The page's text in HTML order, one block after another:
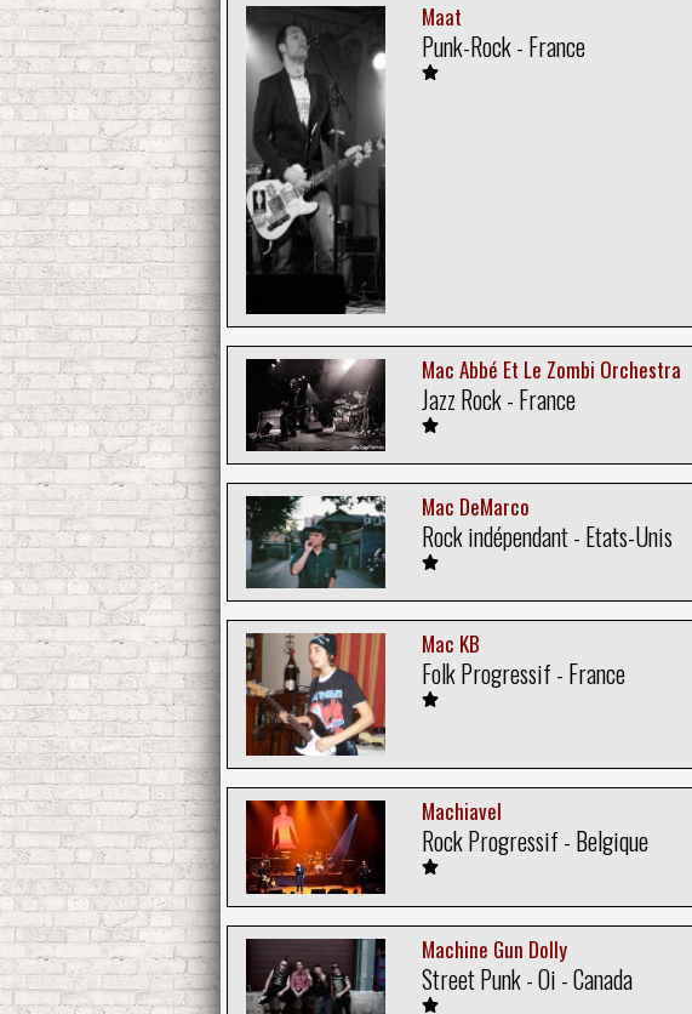
Maat
Punk-Rock - France
Mac Abbé Et Le Zombi Orchestra
Jazz Rock - France
Mac DeMarco
Rock indépendant - Etats-Unis
Mac KB
Folk Progressif - France
Machiavel
Rock Progressif - Belgique
Machine Gun Dolly
Street Punk - Oi - Canada